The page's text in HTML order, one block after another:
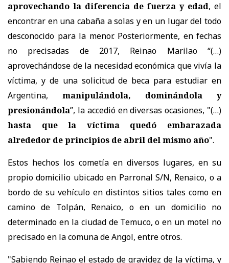
aprovechando la diferencia de fuerza y edad, el
encontrar en una cabaña a solas y en un lugar del todo
desconocido para la menor. Posteriormente, en fechas
no precisadas de 2017, Reinao Marilao “(…)
aprovechándose de la necesidad económica que vivía la
víctima, y de una solicitud de beca para estudiar en
Argentina, manipulándola, dominándola y
presionándola”, la accedió en diversas ocasiones, "(…)
hasta que la víctima quedó embarazada
alrededor de principios de abril del mismo año".
Estos hechos los cometía en diversos lugares, en su
propio domicilio ubicado en Parronal S/N, Renaico, o a
bordo de su vehículo en distintos sitios tales como en
camino de Tolpán, Renaico, o en un domicilio no
determinado en la ciudad de Temuco, o en un motel no
precisado en la comuna de Angol, entre otros.
"Sabiendo Reinao el estado de gravidez de la víctima, y